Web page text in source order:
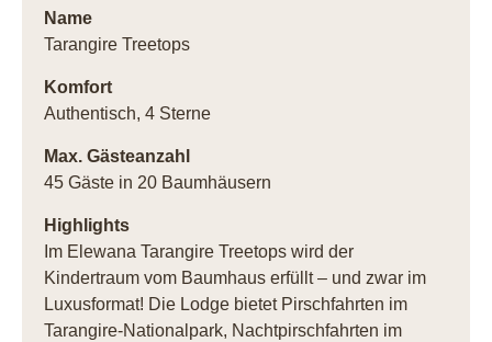
Name
Tarangire Treetops
Komfort
Authentisch, 4 Sterne
Max. Gästeanzahl
45 Gäste in 20 Baumhäusern
Highlights
Im Elewana Tarangire Treetops wird der
Kindertraum vom Baumhaus erfüllt – und zwar im
Luxusformat! Die Lodge bietet Pirschfahrten im
Tarangire-Nationalpark, Nachtpirschfahrten im